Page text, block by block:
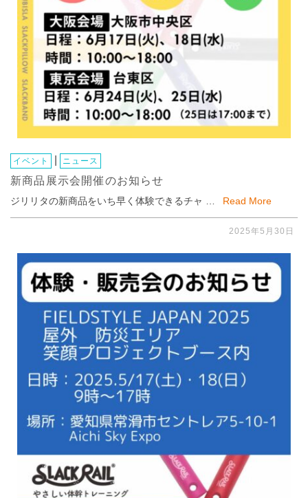
イベント ニュース
新商品展示会開催のお知らせ
ジリリタの新商品をいち早く体験できるチャ … Read More
2025年5月30日